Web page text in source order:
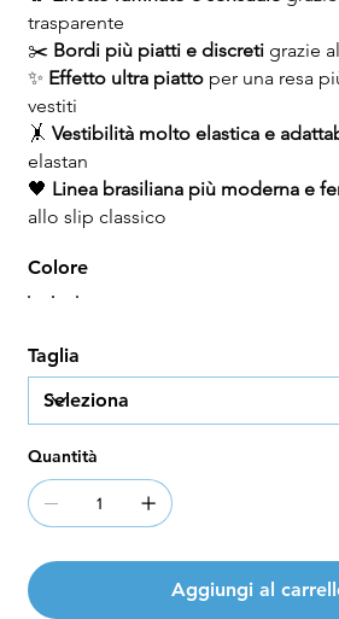
trasparente
✂️ Bordi più piatti e discretigrazie
✨ Effetto ultra piattoper una resa
vestiti
🤸 Vestibilità molto elastica e
elastan
🖤 Linea brasiliana più moderna e
allo slip classico
Colore
Taglia
Quantità
Aggiungi al